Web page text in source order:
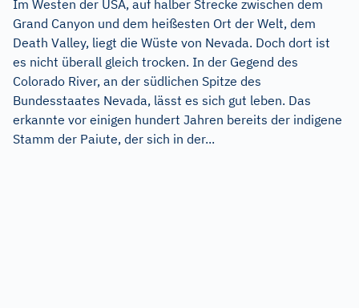
Im Westen der USA, auf halber Strecke zwischen dem
Grand Canyon und dem heißesten Ort der Welt, dem
Death Valley, liegt die Wüste von Nevada. Doch dort ist
es nicht überall gleich trocken. In der Gegend des
Colorado River, an der südlichen Spitze des
Bundesstaates Nevada, lässt es sich gut leben. Das
erkannte vor einigen hundert Jahren bereits der indigene
Stamm der Paiute, der sich in der...